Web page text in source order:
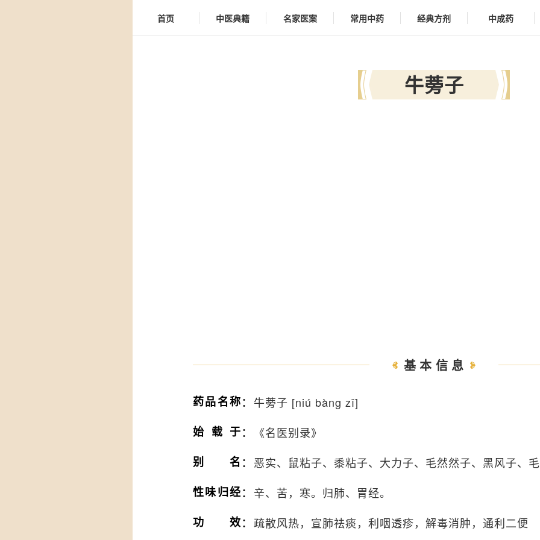
首页 中医典籍 名家医案 常用中药 经典方剂 中成药
牛蒡子
基本信息
药品名称： 牛蒡子 [niú bàng zǐ]
始载于：
《名医别录》
别名 ： 恶实、鼠粘子、黍粘子、大力子、毛然然子、黑风子、
性味归经： 辛、苦，寒。归肺、胃经。
功效： 疏散风热，宣肺祛痰，利咽透疹，解毒消肿，通利二便